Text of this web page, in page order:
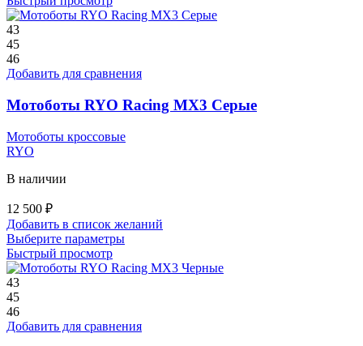
имеет
можно
на
странице
товара.
43
45
46
Добавить для сравнения
Мотоботы RYO Racing MX3 Серые
Мотоботы кроссовые
RYO
В наличии
12 500 ₽
Добавить в список желаний
Выберите параметрыЭтот
имеет
можно
Быстрый просмотр
43
45
46
Добавить для сравнения